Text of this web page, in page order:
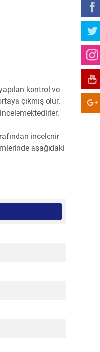
kontrol ve
çıkmış olur.
incelenir
aşağıdaki